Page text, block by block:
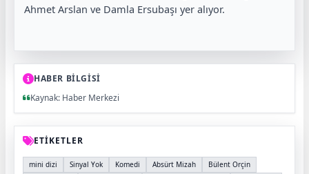
Ahmet Arslan ve Damla Ersubaşı yer alıyor.
HABER BİLGİSİ
Kaynak: Haber Merkezi
ETİKETLER
mini dizi Sinyal Yok Komedi Absürt Mizah
Bülent Orçin